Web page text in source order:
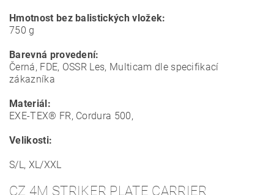
Hmotnost bez balistických vložek:
750 g
Barevná provedení:
Černá, FDE, OSSR Les, Multicam dle specifikací
zákazníka
Materiál:
EXE-TEX® FR, Cordura 500,
Velikosti:
S/L, XL/XXL
CZ 4M STRIKER PLATE CARRIER